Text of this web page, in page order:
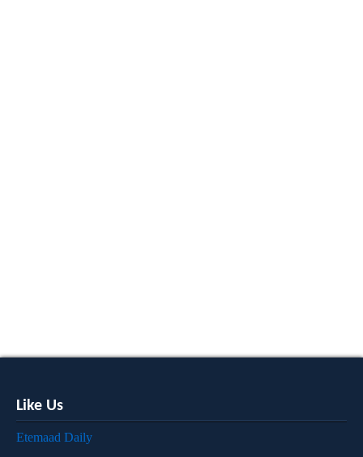
Like Us
Etemaad Daily